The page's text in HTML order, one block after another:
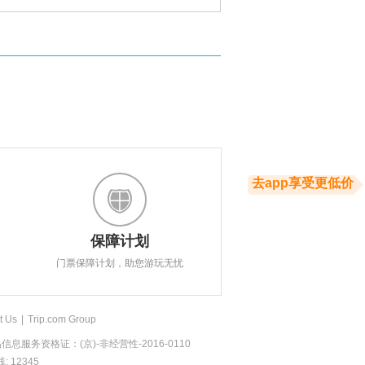
保障计划
门票保障计划，助您游玩无忧
Us Trip.com Group
息服务资格证：(京)-非经营性-2016-0110
: 12345
去app享受更低价